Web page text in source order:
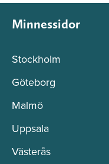
Minnessidor
Stockholm
Göteborg
Malmö
Uppsala
Västerås